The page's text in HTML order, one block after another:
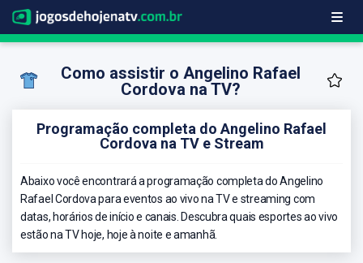
Como assistir o Angelino Rafael
Cordova na TV?
Programação completa do Angelino Rafael
Cordova na TV e Stream
Abaixo você encontrará a programação completa do Angelino
Rafael Cordova para eventos ao vivo na TV e streaming com
datas, horários de início e canais. Descubra quais esportes ao vivo
estão na TV hoje, hoje à noite e amanhã.